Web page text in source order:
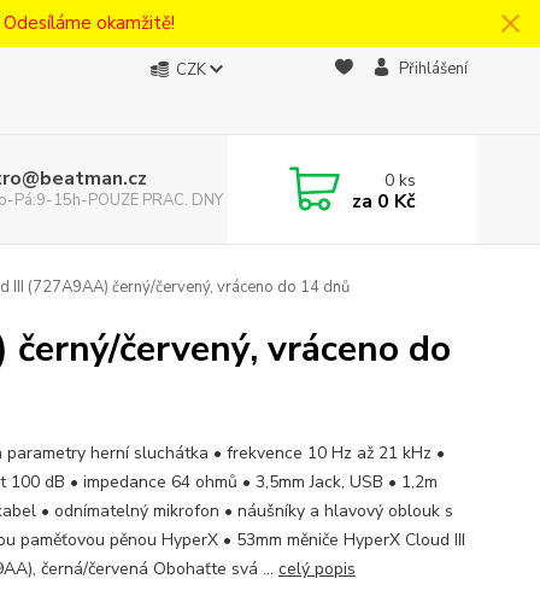
okamžitě!
CZK Přihlášení
Pá:9-15h-POUZE PRAC. DNY
0ks
za 0 Kč
III (727A9AA) černý/červený, vráceno do 14 dnů
červený, vráceno do
parametry herní sluchátka • frekvence 10 Hz až 21 kHz •
100 dB • impedance 64 ohmů • 3,5mm Jack, USB • 1,2m
• odnímatelný mikrofon • náušníky a hlavový oblouk s
paměťovou pěnou HyperX • 53mm měniče HyperX Cloud III
černá/červená Obohaťte svá ... celý popis